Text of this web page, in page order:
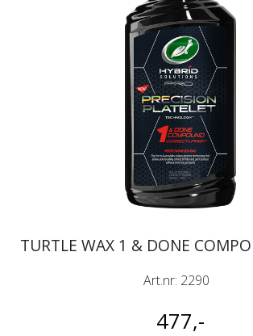
TURTLE WAX 1 & DONE
Art.nr: 2290
477,-